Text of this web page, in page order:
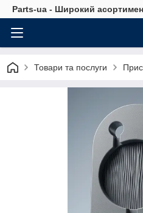
Parts-ua - Широкий
Товари та послуги